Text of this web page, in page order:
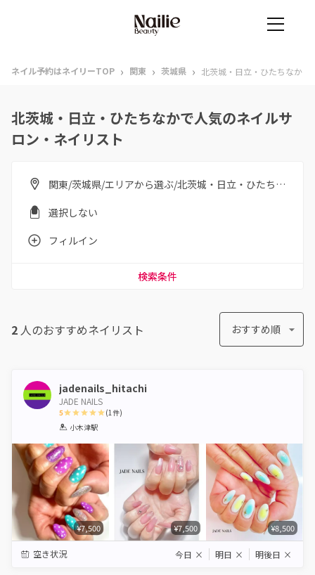
ネイル予約はネイリーTOP › 関東 › 茨城県 › 北茨城・日立・ひたちなか
北茨城・日立・ひたちなかで人気のネイルサ
ロン・ネイリスト
関東/茨城県/エリアから選ぶ/北茨城・日立・ひたちなか
選択しない
フィルイン
検索条件
2 人のおすすめネイリスト おすすめ順
jadenails_hitachi
JADE NAILS
5
1 2 3 4 5
(1件)
小木津駅
¥7,500 ¥7,500 ¥8,500
空き状況 今日 × 明日 × 明後日 ×